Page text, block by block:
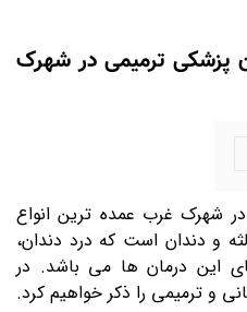
پزشکی ترمیمی در شهرک
در شهرک غرب عمده ترین انواع
و دندان است که درد دندان،
این درمان ها می باشد. در
و ترمیمی را ذکر خواهیم کرد.